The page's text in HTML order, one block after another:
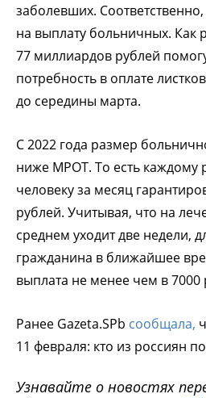
заболевших.
на выплату больничных. Как
77 миллиардов рублей
потребность в оплате
до середины марта.
С 2022 года размер
ниже МРОТ. То есть каждому
человеку за месяц
рублей. Учитывая, что на
среднем уходит две недели,
гражданина в ближайшее
выплата не менее чем в 7000
Ранее Gazeta.SPb сообщала,
11 февраля: кто из россиян
Узнавайте о новостях